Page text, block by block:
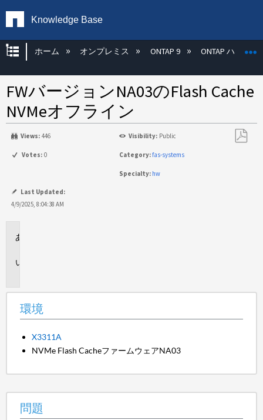
Knowledge Base
グローバル階層を展開/折りたたむ
ホーム オンプレミス ONTAP 9 ONTAP ハード
FWバージョンNA03のFlash Cache
NVMeオフライン
Views: 446 Visibility: Public
Votes: 0 Category:fas-systems
Specialty: hw
Last Updated:
4/9/2025, 8:04:38 AM
環境
X3311A
NVMe Flash CacheファームウェアNA03
問題